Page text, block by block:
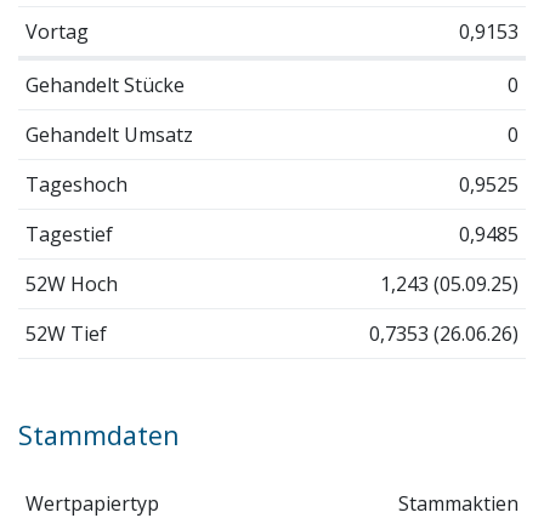
Vortag
0,9153
Gehandelt Stücke
0
Gehandelt Umsatz
0
Tageshoch
0,9525
Tagestief
0,9485
52W Hoch
1,243 (05.09.25)
52W Tief
0,7353 (26.06.26)
Stammdaten
Wertpapiertyp
Stammaktien